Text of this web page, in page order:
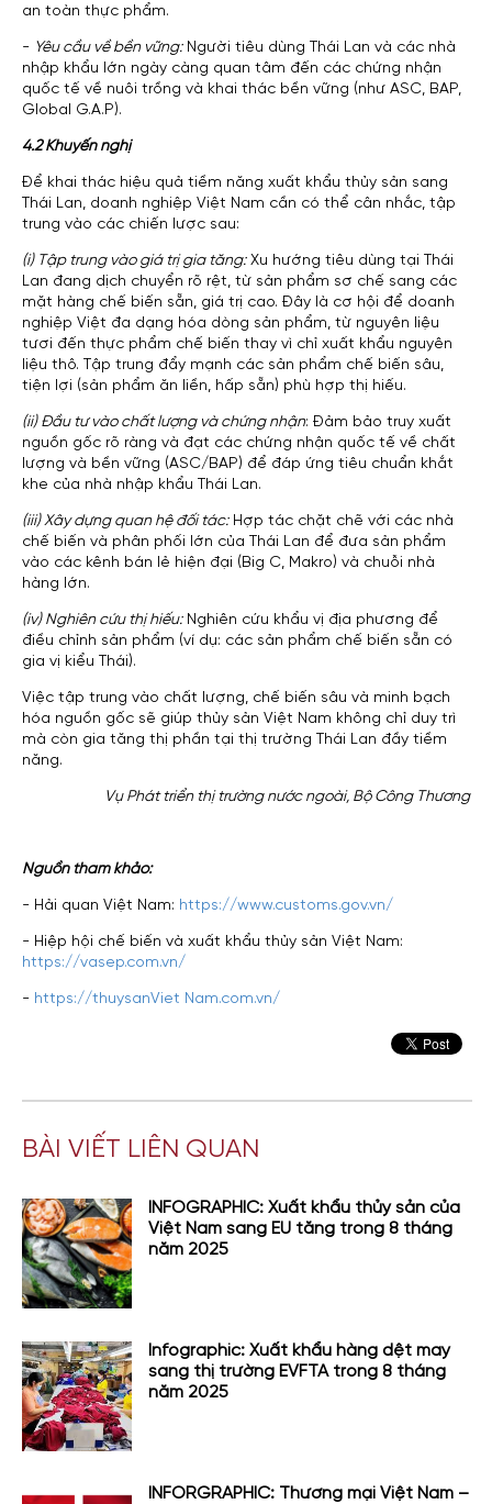
an toàn thực phẩm.
- Yêu cầu về bền vững:Người tiêu dùng Thái Lan và các nhà
nhập khẩu lớn ngày càng quan tâm đến các chứng nhận
quốc tế về nuôi trồng và khai thác bền vững (như ASC, BAP,
Global G.A.P).
4.2 Khuyến nghị
Để khai thác hiệu quả tiềm năng xuất khẩu thủy sản sang
Thái Lan, doanh nghiệp Việt Nam cần có thể cân nhắc, tập
trung vào các chiến lược sau:
(i) Tập trung vào giá trị gia tăng:Xu hướng tiêu dùng tại Thái
Lan đang dịch chuyển rõ rệt, từ sản phẩm sơ chế sang các
mặt hàng chế biến sẵn, giá trị cao. Đây là cơ hội để doanh
nghiệp Việt đa dạng hóa dòng sản phẩm, từ nguyên liệu
tươi đến thực phẩm chế biến thay vì chỉ xuất khẩu nguyên
liệu thô. Tập trung đẩy mạnh các sản phẩm chế biến sâu,
tiện lợi (sản phẩm ăn liền, hấp sẵn) phù hợp thị hiếu.
(ii) Đầu tư vào chất lượng và chứng nhận: Đảm bảo truy xuất
nguồn gốc rõ ràng và đạt các chứng nhận quốc tế về chất
lượng và bền vững (ASC/BAP) để đáp ứng tiêu chuẩn khắt
khe của nhà nhập khẩu Thái Lan.
(iii) Xây dựng quan hệ đối tác:Hợp tác chặt chẽ với các nhà
chế biến và phân phối lớn của Thái Lan để đưa sản phẩm
vào các kênh bán lẻ hiện đại (Big C, Makro) và chuỗi nhà
hàng lớn.
(iv) Nghiên cứu thị hiếu:Nghiên cứu khẩu vị địa phương để
điều chỉnh sản phẩm (ví dụ: các sản phẩm chế biến sẵn có
gia vị kiểu Thái).
Việc tập trung vào chất lượng, chế biến sâu và minh bạch
hóa nguồn gốc sẽ giúp thủy sản Việt Nam không chỉ duy trì
mà còn gia tăng thị phần tại thị trường Thái Lan đầy tiềm
năng.
Vụ Phát triển thị trường nước ngoài, Bộ Công Thương
Nguồn tham khảo:
- Hải quan Việt Nam: https://www.customs.gov.vn/
- Hiệp hội chế biến và xuất khẩu thủy sản Việt Nam:
https://vasep.com.vn/
- https://thuysanViet Nam.com.vn/
BÀI VIẾT LIÊN QUAN
INFOGRAPHIC: Xuất khẩu thủy sản của
Việt Nam sang EU tăng trong 8 tháng
năm 2025
Infographic: Xuất khẩu hàng dệt may
sang thị trường EVFTA trong 8 tháng
năm 2025
INFORGRAPHIC: Thương mại Việt Nam –